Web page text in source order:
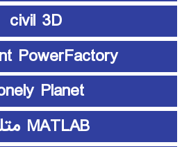
civil 3D
PowerFactory
Planet
MATLAB متلب